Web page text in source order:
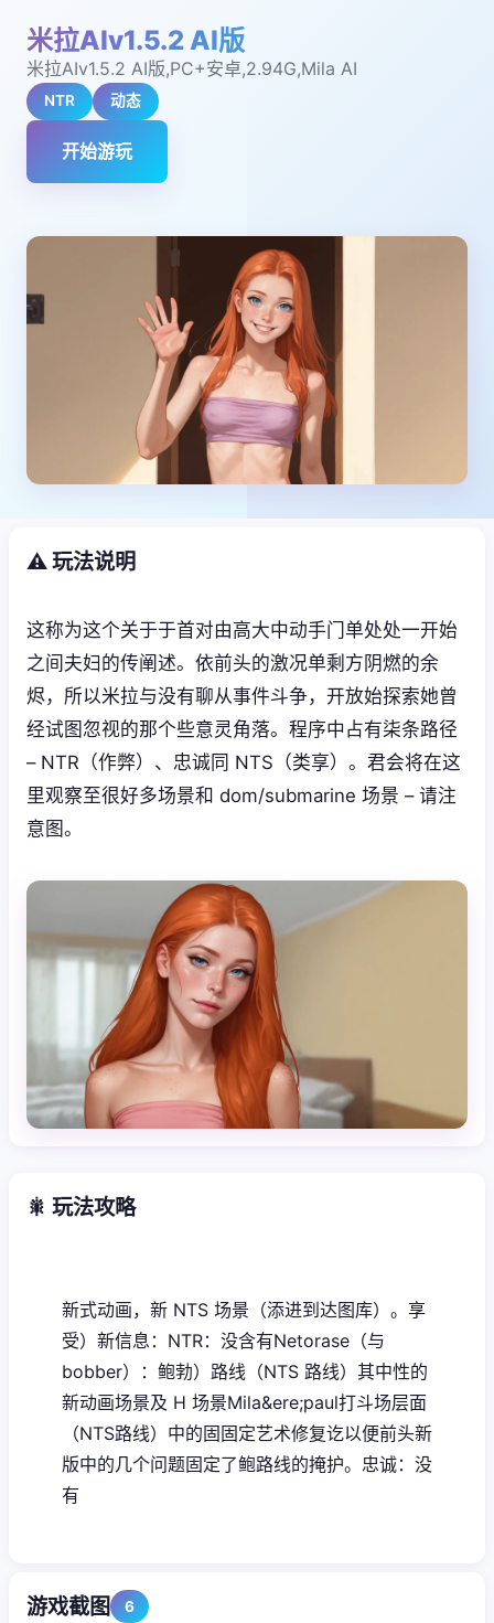
米拉AIv1.5.2 AI版
米拉AIv1.5.2 AI版,PC+安卓,2.94G,Mila AI
NTR 动态
开始游玩
⚠️ 玩法说明
这称为这个关于于首对由高大中动手门单处处一开始
之间夫妇的传阐述。依前头的激况单剩方阴燃的余
烬，所以米拉与没有聊从事件斗争，开放始探索她曾
经试图忽视的那个些意灵角落。程序中占有柒条路径
– NTR（作弊）、忠诚同 NTS（类享）。君会将在这
里观察至很好多场景和 dom/submarine 场景 – 请注
意图。
🎇 玩法攻略
新式动画，新 NTS 场景（添进到达图库）。享
受）新信息：NTR：没含有Netorase（与
bobber）：鲍勃）路线（NTS 路线）其中性的
新动画场景及 H 场景Mila&ere;paul打斗场层面
（NTS路线）中的固固定艺术修复讫以便前头新
版中的几个问题固定了鲍路线的掩护。忠诚：没
有
游戏截图 6